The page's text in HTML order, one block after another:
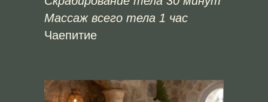
Массаж всего тела 1 час
Чаепитие